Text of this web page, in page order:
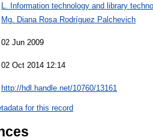
L. Information technology and library
Mg. Diana Rosa Rodríguez Palchevich
02 Jun 2009
02 Oct 2014 12:14
http://hdl.handle.net/10760/13161
for this record